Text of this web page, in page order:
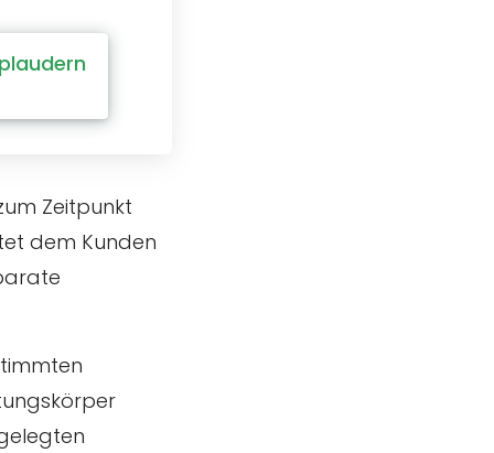
Zeitpunkt
dem Kunden